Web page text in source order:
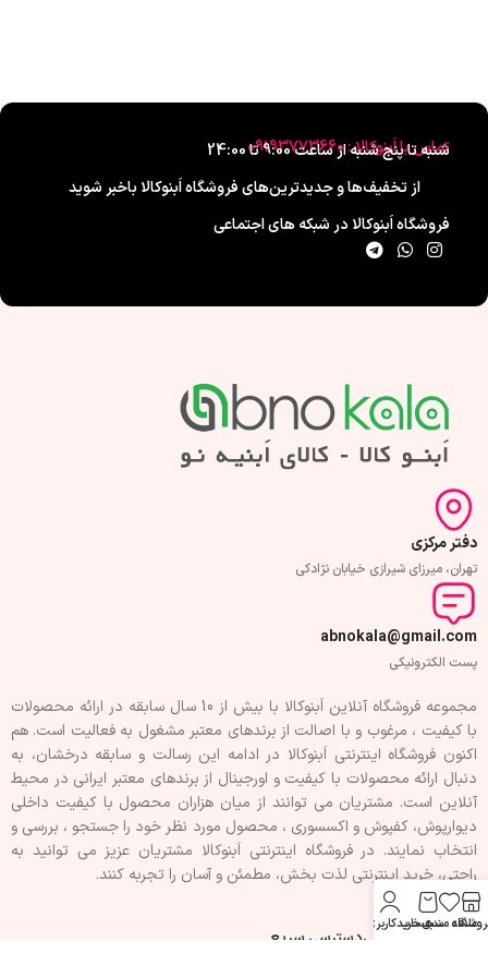
تماس با اَبنوکالا : 09193773660
شنبه تا پنج شنبه از ساعت 9:00 تا 24:00
از تخفیف‌ها و جدیدترین‌های فروشگاه اَبنوکالا باخبر شوید
فروشگاه اَبنوکالا در شبکه های اجتماعی
دفتر مرکزی
تهران، میرزای شیرازی خیابان نژادکی
abnokala@gmail.com
پست الکترونیکی
مجموعه فروشگاه آنلاین اَبنوکالا با بیش از 10 سال سابقه در ارائه محصولات
با کيفيت ، مرغوب و با اصالت از برندهای معتبر مشغول به فعاليت است. هم
اکنون فروشگاه اینترنتی اَبنوکالا در ادامه اين رسالت و سابقه درخشان، به
دنبال ارائه محصولات با کيفيت و اورجينال از برندهای معتبر ايرانی در محيط
آنلاين است. مشتريان می توانند از ميان هزاران محصول با کيفيت داخلی
دیوارپوش، کفپوش و اکسسوری ، محصول مورد نظر خود را جستجو ، بررسی و
انتخاب نمايند. در فروشگاه اینترنتی اَبنوکالا مشتريان عزیز می توانيد به
راحتی، خرید اینترنتی لذت بخش، مطمئن و آسان را تجربه کنند.
فهرست سفارشیدسترسی سریع
علاقه مندیسبد خرید
حساب کاربری من